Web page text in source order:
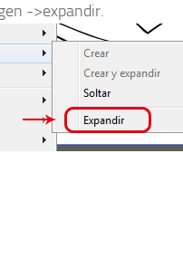
->expandir.